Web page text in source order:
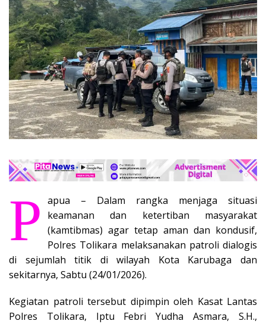
P apua – Dalam rangka menjaga situasi
keamanan dan ketertiban masyarakat
(kamtibmas) agar tetap aman dan kondusif,
Polres Tolikara melaksanakan patroli dialogis
di sejumlah titik di wilayah Kota Karubaga dan
sekitarnya, Sabtu (24/01/2026).
Kegiatan patroli tersebut dipimpin oleh Kasat Lantas
Polres Tolikara, Iptu Febri Yudha Asmara, S.H.,